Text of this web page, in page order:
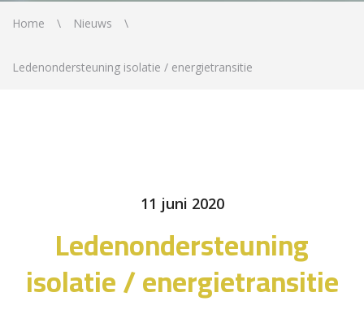
Home Nieuws
Ledenondersteuning isolatie / energietransitie
11 juni 2020
Ledenondersteuning
isolatie / energietransitie